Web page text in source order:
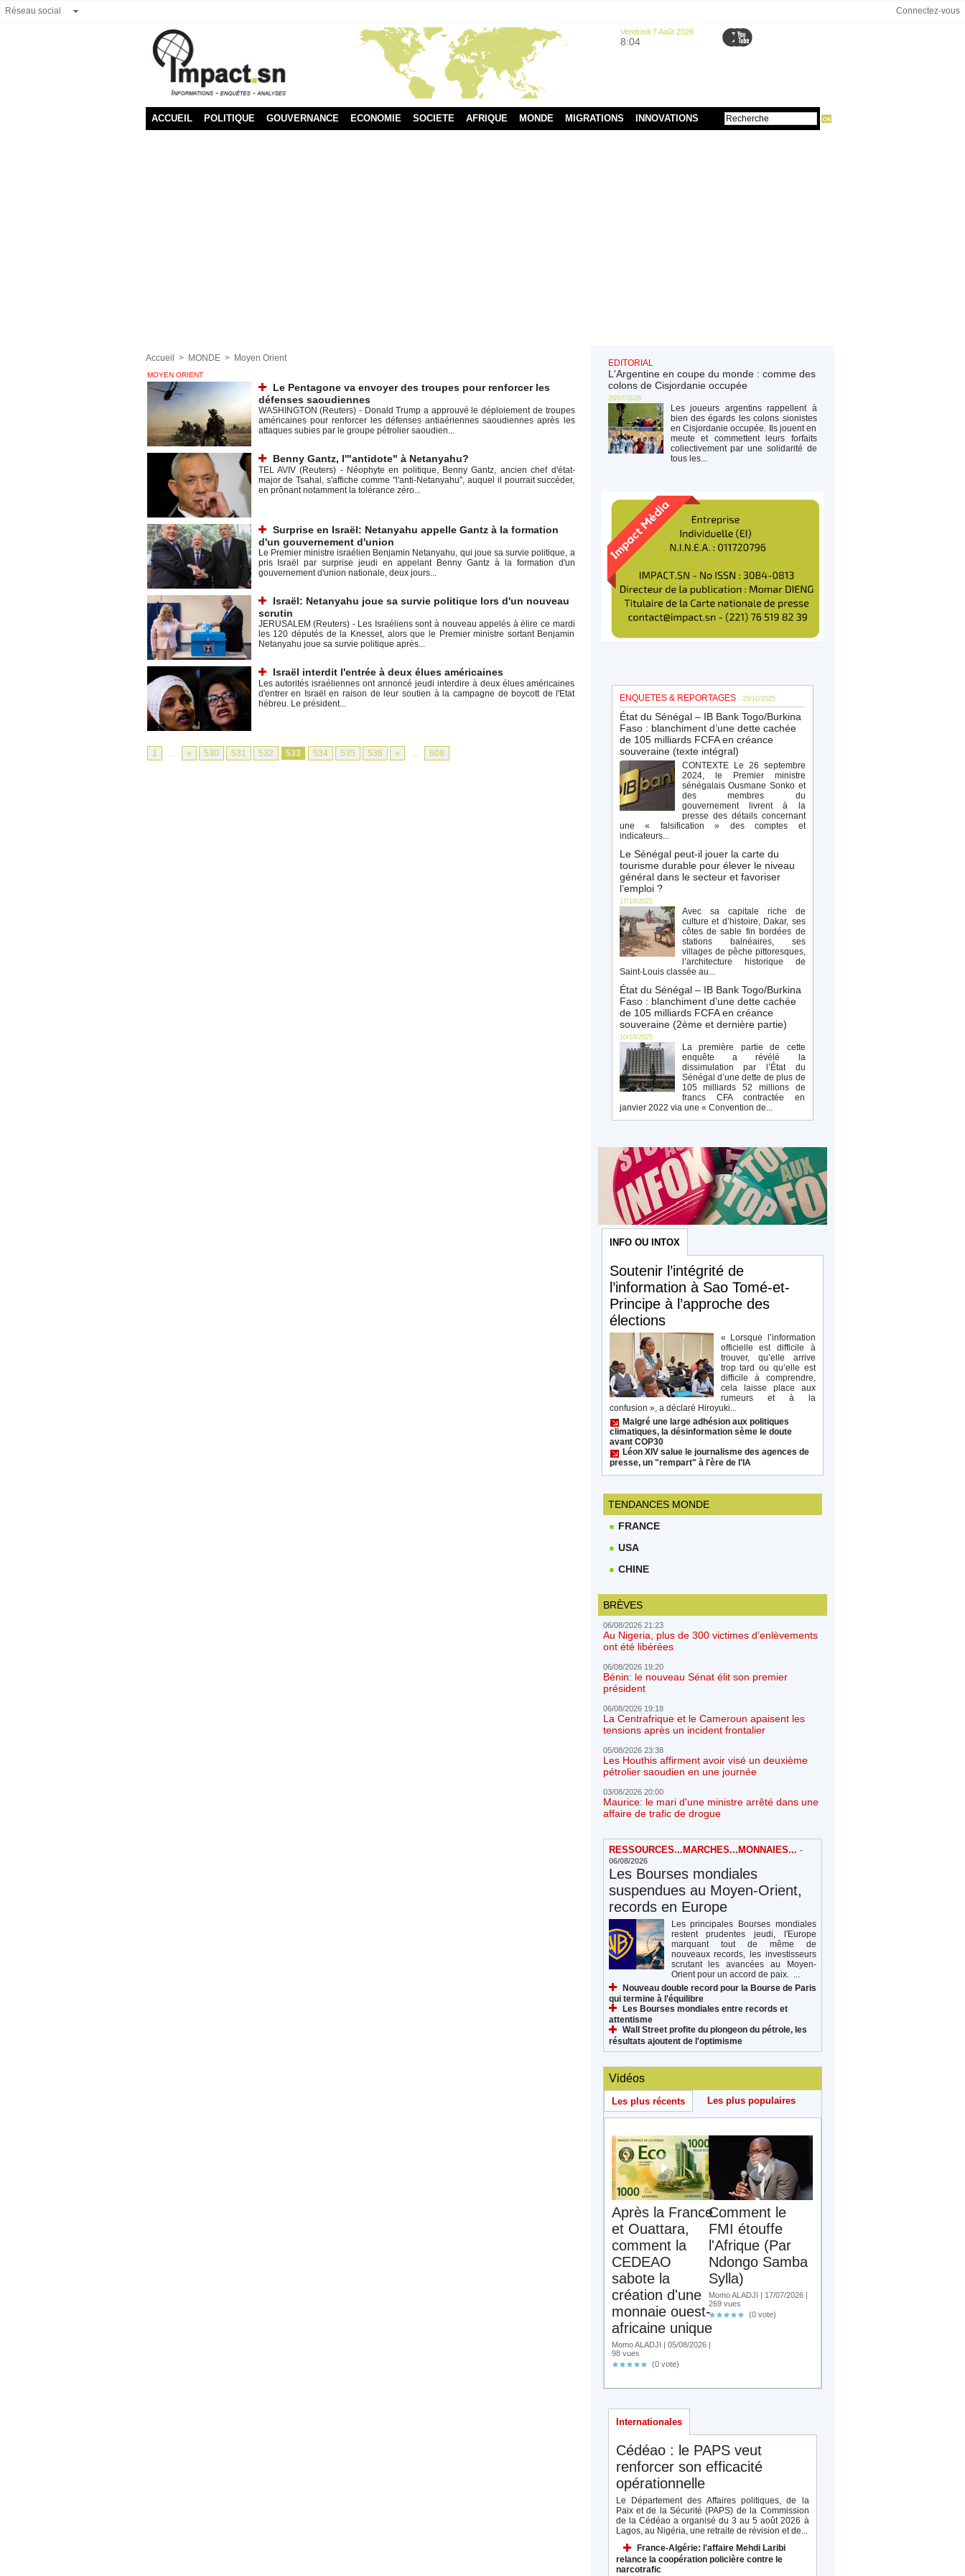
Réseau social Connectez-vous
Vendredi 7 Août 2026
8:04
ACCUEIL POLITIQUE GOUVERNANCE ECONOMIE SOCIETE AFRIQUE MONDE MIGRATIONS INNOVATIONS
Accueil > MONDE > Moyen Orient
MOYEN ORIENT
Le Pentagone va envoyer des troupes pour renforcer les
défenses saoudiennes
WASHINGTON (Reuters) - Donald Trump a approuvé le déploiement de troupes
américaines pour renforcer les défenses antiaériennes saoudiennes après les
attaques subies par le groupe pétrolier saoudien...
Benny Gantz, l'"antidote" à Netanyahu?
TEL AVIV (Reuters) - Néophyte en politique, Benny Gantz, ancien chef d'état-
major de Tsahal, s'affiche comme "l'anti-Netanyahu", auquel il pourrait succéder,
en prônant notamment la tolérance zéro...
Surprise en Israël: Netanyahu appelle Gantz à la formation
d'un gouvernement d'union
Le Premier ministre israélien Benjamin Netanyahu, qui joue sa survie politique, a
pris Israël par surprise jeudi en appelant Benny Gantz à la formation d'un
gouvernement d'union nationale, deux jours...
Israël: Netanyahu joue sa survie politique lors d'un nouveau
scrutin
JERUSALEM (Reuters) - Les Israéliens sont à nouveau appelés à élire ce mardi
les 120 députés de la Knesset, alors que le Premier ministre sortant Benjamin
Netanyahu joue sa survie politique après...
Israël interdit l'entrée à deux élues américaines
Les autorités israéliennes ont annoncé jeudi interdire à deux élues américaines
d'entrer en Israël en raison de leur soutien à la campagne de boycott de l'Etat
hébreu. Le président...
1 ... « 530 531 532 533 534 535 536 » ... 608
EDITORIAL
L'Argentine en coupe du monde : comme des
colons de Cisjordanie occupée
20/07/2026
Les joueurs argentins rappellent à
bien des égards les colons sionistes
en Cisjordanie occupée. Ils jouent en
meute et commettent leurs forfaits
collectivement par une solidarité de
tous les...
ENQUETES & REPORTAGES - 25/10/2025
État du Sénégal – IB Bank Togo/Burkina
Faso : blanchiment d’une dette cachée
de 105 milliards FCFA en créance
souveraine (texte intégral)
CONTEXTE Le 26 septembre
2024, le Premier ministre
sénégalais Ousmane Sonko et
des membres du
gouvernement livrent à la
presse des détails concernant
une « falsification » des comptes et
indicateurs...
Le Sénégal peut-il jouer la carte du
tourisme durable pour élever le niveau
général dans le secteur et favoriser
l’emploi ?
17/10/2025
Avec sa capitale riche de
culture et d’histoire, Dakar, ses
côtes de sable fin bordées de
stations balnéaires, ses
villages de pêche pittoresques,
l’architecture historique de
Saint-Louis classée au...
État du Sénégal – IB Bank Togo/Burkina
Faso : blanchiment d’une dette cachée
de 105 milliards FCFA en créance
souveraine (2ème et dernière partie)
10/10/2025
La première partie de cette
enquête a révélé la
dissimulation par l’État du
Sénégal d’une dette de plus de
105 milliards 52 millions de
francs CFA contractée en
janvier 2022 via une « Convention de...
INFO OU INTOX
Soutenir l’intégrité de
l’information à Sao Tomé-et-
Principe à l’approche des
élections
« Lorsque l’information
officielle est difficile à
trouver, qu’elle arrive
trop tard ou qu’elle est
difficile à comprendre,
cela laisse place aux
rumeurs et à la
confusion », a déclaré Hiroyuki...
Malgré une large adhésion aux politiques
climatiques, la désinformation sème le doute
avant COP30
Léon XIV salue le journalisme des agences de
presse, un "rempart" à l'ère de l'IA
TENDANCES MONDE
FRANCE
USA
CHINE
BRÈVES
06/08/2026 21:23
Au Nigeria, plus de 300 victimes d’enlèvements
ont été libérées
06/08/2026 19:20
Bénin: le nouveau Sénat élit son premier
président
06/08/2026 19:18
La Centrafrique et le Cameroun apaisent les
tensions après un incident frontalier
05/08/2026 23:38
Les Houthis affirment avoir visé un deuxième
pétrolier saoudien en une journée
03/08/2026 20:00
Maurice: le mari d'une ministre arrêté dans une
affaire de trafic de drogue
RESSOURCES...MARCHES...MONNAIES... -
06/08/2026
Les Bourses mondiales
suspendues au Moyen-Orient,
records en Europe
Les principales Bourses mondiales
restent prudentes jeudi, l'Europe
marquant tout de même de
nouveaux records, les investisseurs
scrutant les avancées au Moyen-
Orient pour un accord de paix. ...
Nouveau double record pour la Bourse de Paris
qui termine à l'équilibre
Les Bourses mondiales entre records et
attentisme
Wall Street profite du plongeon du pétrole, les
résultats ajoutent de l'optimisme
Vidéos
Les plus récents Les plus populaires
Après la France
et Ouattara,
comment la
CEDEAO
sabote la
création d'une
monnaie ouest-
africaine unique
Momo ALADJI | 05/08/2026 |
98 vues
(0 vote)
Comment le
FMI étouffe
l'Afrique (Par
Ndongo Samba
Sylla)
Momo ALADJI | 17/07/2026 |
269 vues
(0 vote)
Internationales
Cédéao : le PAPS veut
renforcer son efficacité
opérationnelle
Le Département des Affaires politiques, de la
Paix et de la Sécurité (PAPS) de la Commission
de la Cédéao a organisé du 3 au 5 août 2026 à
Lagos, au Nigéria, une retraite de révision et de...
France-Algérie: l'affaire Mehdi Laribi
relance la coopération policière contre le
narcotrafic